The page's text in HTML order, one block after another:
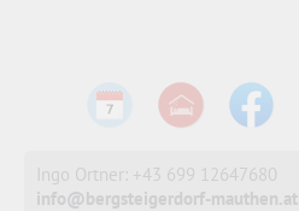
Ingo Ortner: +43 699 12647680
info@bergsteigerdorf-mauthen.at